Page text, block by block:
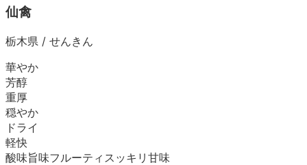
仙禽
栃木県 / せんきん
華やか
芳醇
重厚
穏やか
ドライ
軽快
酸味旨味フルーティ スッキリ 甘味